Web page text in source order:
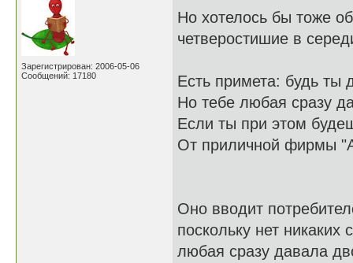
Зарегистрирован: 2006-05-06
Сообщений: 17180
Но хотелось бы тоже
четверостишие в
Есть примета: будь ты
Но тебе любая сразу
Если ты при этом
От приличной фирмы
Оно вводит
поскольку нет
любая сразу давала